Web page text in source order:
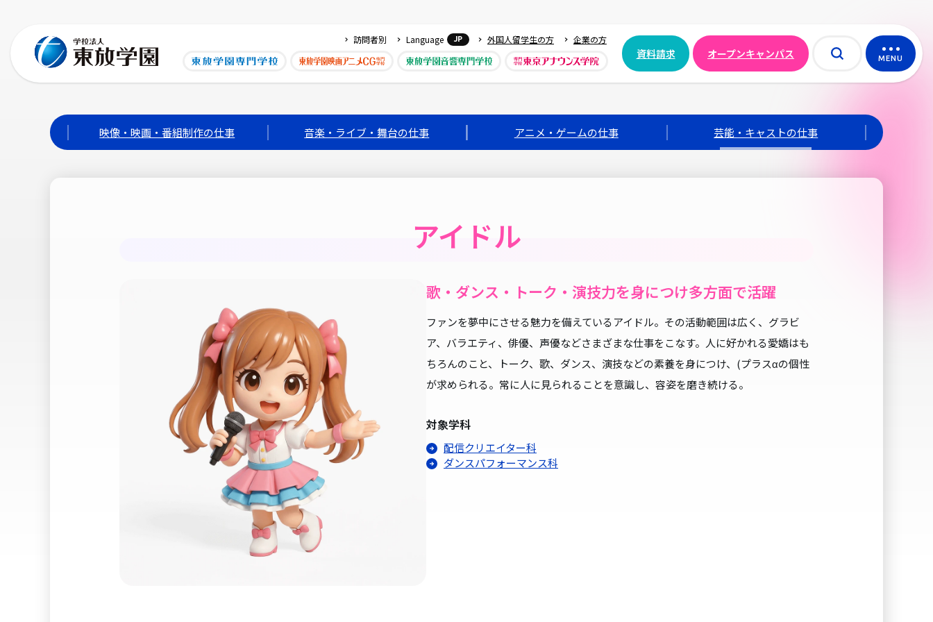
訪問者別 Language JP 外国人留学生の方 企業の方
資料請求 オープンキャンパス MENU
映像・映画・番組制作の仕事 音楽・ライブ・舞台の仕事 アニメ・ゲームの仕事 芸能・キャストの仕事
アイドル
歌・ダンス・トーク・演技力を身につけ多方面で活躍
ファンを夢中にさせる魅力を備えているアイドル。その活動範囲は広く、グラビ
ア、バラエティ、俳優、声優などさまざまな仕事をこなす。人に好かれる愛嬌はも
ちろんのこと、トーク、歌、ダンス、演技などの素養を身につけ、(プラスαの個性
が求められる。常に人に見られることを意識し、容姿を磨き続ける。
対象学科
配信クリエイター科
ダンスパフォーマンス科